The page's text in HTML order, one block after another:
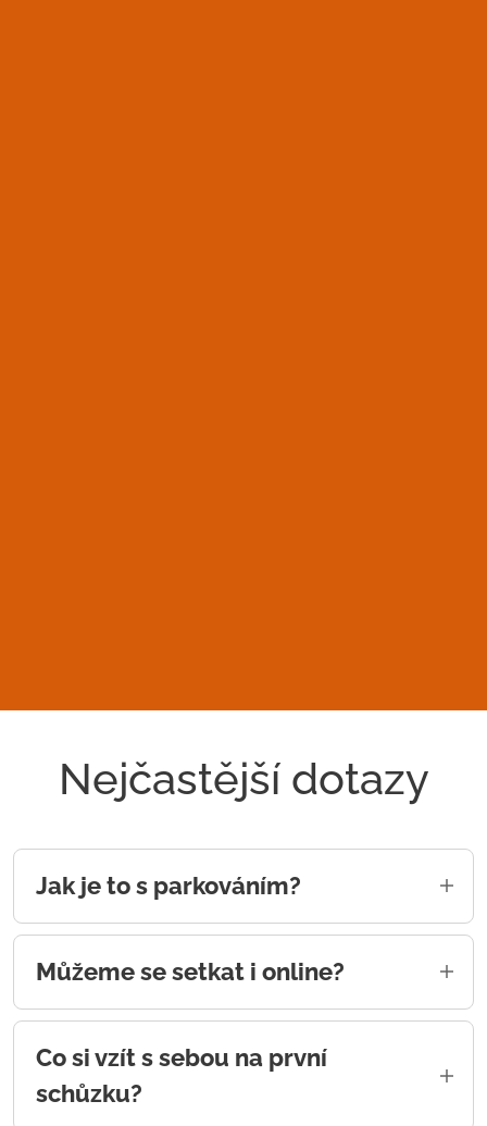
Nejčastější dotazy
Jak je to s parkováním?
Za budovou je malé parkoviště, případně
můžete využít velké veřejné parkoviště hned
za ní. Obojí zdarma.
Můžeme se setkat i online?
Jasně! Stačí se domluvit, jestli vám více
vyhovuje Zoom, Teams nebo jiná platforma.
Co si vzít s sebou na první
schůzku?